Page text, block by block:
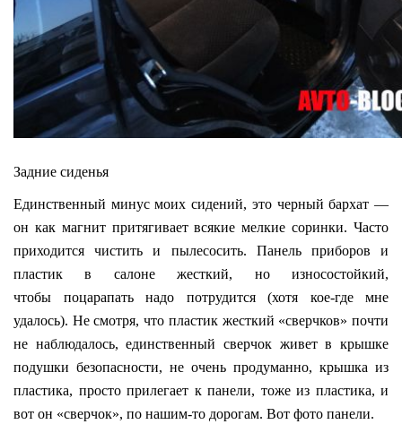
Задние сиденья
Единственный минус моих сидений, это черный бархат —
он как магнит притягивает всякие мелкие соринки. Часто
приходится чистить и пылесосить. Панель приборов и
пластик в салоне жесткий, но износостойкий,
чтобы поцарапать надо потрудится (хотя кое-где мне
удалось). Не смотря, что пластик жесткий «сверчков» почти
не наблюдалось, единственный сверчок живет в крышке
подушки безопасности, не очень продуманно, крышка из
пластика, просто прилегает к панели, тоже из пластика, и
вот он «сверчок», по нашим-то дорогам. Вот фото панели.